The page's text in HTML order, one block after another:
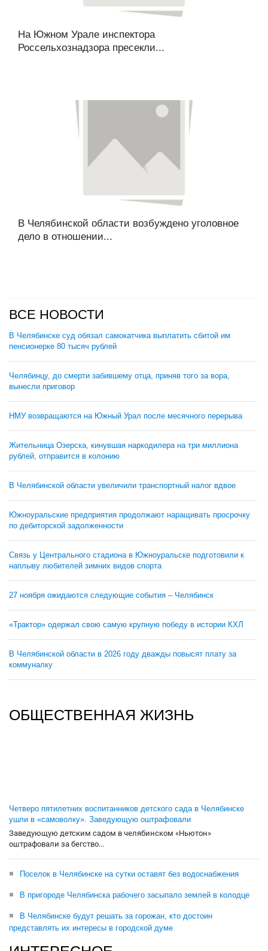
На Южном Урале инспектора
Россельхознадзора пресекли...
В Челябинской области возбуждено уголовное
дело в отношении...
ВСЕ НОВОСТИ
В Челябинске суд обязал самокатчика выплатить сбитой им
пенсионерке 80 тысяч рублей
Челябинцу, до смерти забившему отца, приняв того за вора,
вынесли приговор
НМУ возвращаются на Южный Урал после месячного перерыва
Жительница Озерска, кинувшая наркодилера на три миллиона
рублей, отправится в колонию
В Челябинской области увеличили транспортный налог вдвое
Южноуральские предприятия продолжают наращивать просрочку
по дебиторской задолженности
Связь у Центрального стадиона в Южноуральске подготовили к
наплыву любителей зимних видов спорта
27 ноября ожидаются следующие события – Челябинск
«Трактор» одержал свою самую крупную победу в истории КХЛ
В Челябинской области в 2026 году дважды повысят плату за
коммуналку
ОБЩЕСТВЕННАЯ ЖИЗНЬ
Четверо пятилетних воспитанников детского сада в Челябинске
ушли в «самоволку». Заведующую оштрафовали
Заведующую детским садом в челябинском «Ньютон»
оштрафовали за бегство...
Поселок в Челябинске на сутки оставят без водоснабжения
В пригороде Челябинска рабочего засыпало землей в колодце
В Челябинске будут решать за горожан, кто достоин
представлять их интересы в городской думе